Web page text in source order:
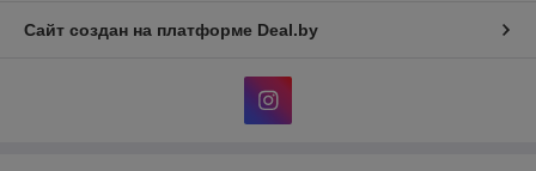
Сайт создан на платформе Deal.by